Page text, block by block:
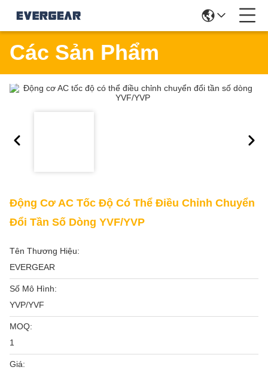
Các Sản Phẩm
Động Cơ AC Tốc Độ Có Thể Điều Chỉnh Chuyển
Đổi Tần Số Dòng YVF/YVP
Tên Thương Hiệu:
EVERGEAR
Số Mô Hình:
YVP/YVF
MOQ:
1
Giá: